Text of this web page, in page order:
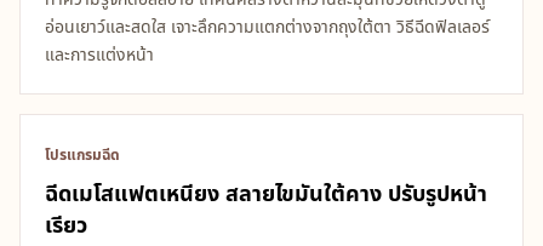
อ่อนเยาว์และสดใส เจาะลึกความแตกต่างจากถุงใต้ตา วิธีฉีดฟิลเลอร์
และการแต่งหน้า
โปรแกรมฉีด
ฉีดเมโสแฟตเหนียง สลายไขมันใต้คาง ปรับรูปหน้า
เรียว